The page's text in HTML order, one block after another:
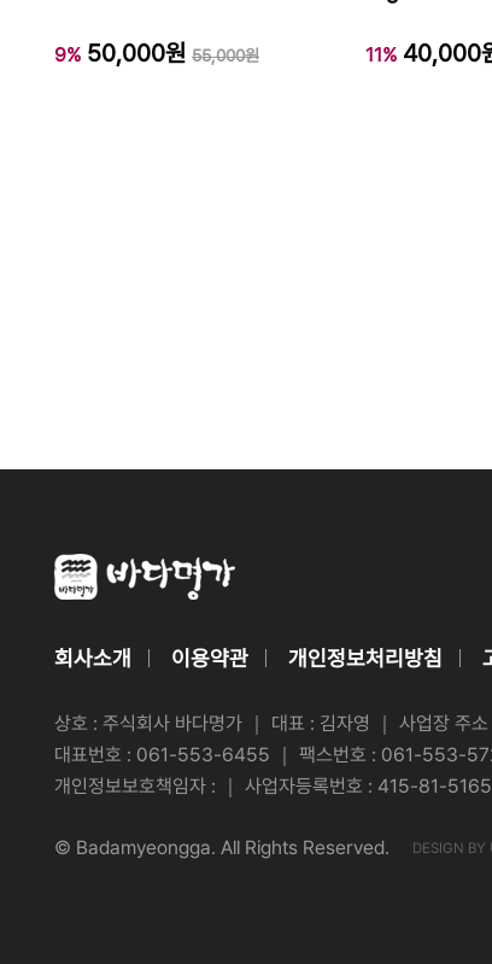
9% 50,000원 55,000원 11% 40,000
회사소개 이용약관 개인정보처리방침
상호 : 주식회사 바다명가 ｜ 대표 : 김자영 ｜ 사업장 주
대표번호 : 061-553-6455 ｜ 팩스번호 : 061-553-
개인정보보호책임자 : ｜ 사업자등록번호 : 415-81-
© Badamyeongga. All Rights Reserved. DESIGN BY